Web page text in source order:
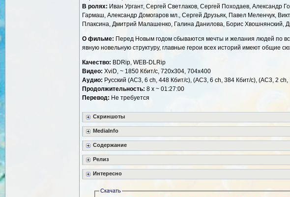
В ролях: Иван Ургант, Сергей Светлаков, Сергей Походаев,
Гармаш, Александр Домогаров мл., Сергей Друзьяк, Павел Меленчук,
Плаксина, Дмитрий Малашенко, Галина Данилова, Борис Хвошнянский,
О фильме: Перед Новым годом сбываются мечты и желания людей по
явную новельную структуру, главные герои всех историй имеют общие
Качество: BDRip, WEB-DLRip
Видео: XviD, ~ 1850 Кбит/с, 720x304, 704x400
Аудио: Русский (АС3, 6 ch, 448 Кбит/с), (АС3, 6 ch, 384 Кбит/с), (АС3, 2 ch,
Продолжительность: 8 x ~ 01:27:00
Перевод: Не требуется
Скриншоты
MediaInfo
Содержание
Релиз
Интересно
Скачать